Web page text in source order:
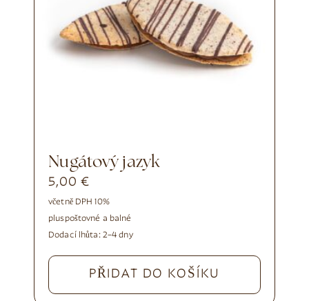
Nugátový jazyk
5,00 €
včetně DPH 10%
pluspoštovné a balné
Dodací lhůta: 2–4 dny
PŘIDAT DO KOŠÍKU